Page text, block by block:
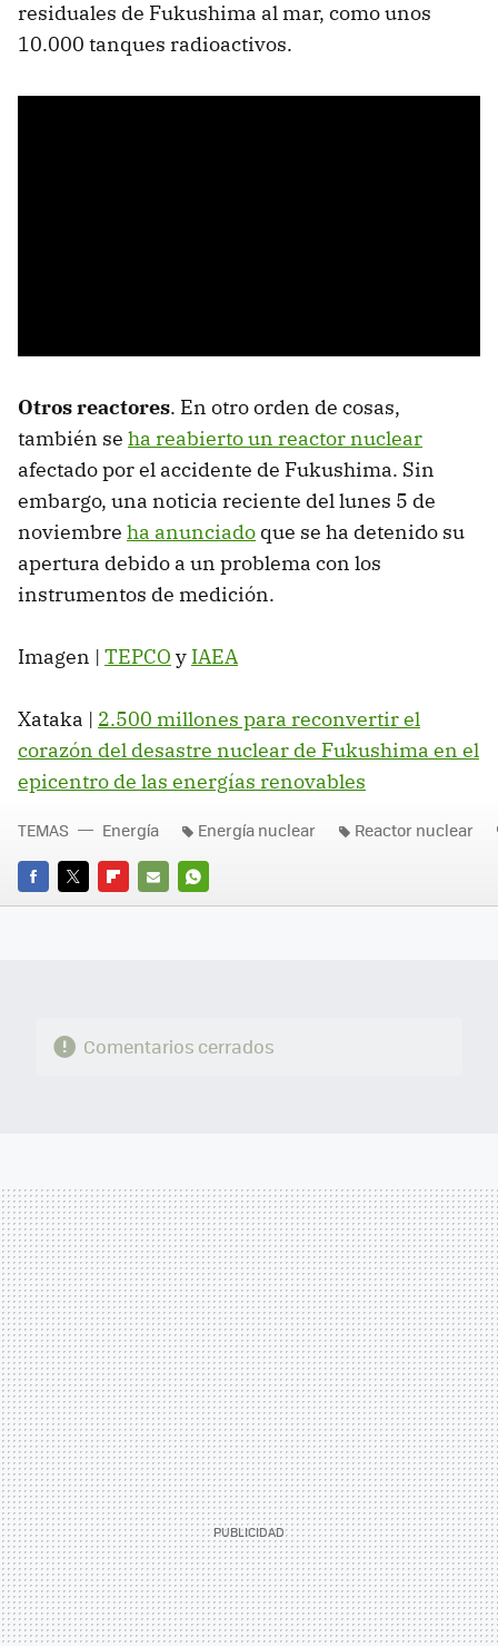
residuales de Fukushima al mar, como unos
10.000 tanques radioactivos.
Otros reactores. En otro orden de cosas,
también se ha reabierto un reactor nuclear
afectado por el accidente de Fukushima. Sin
embargo, una noticia reciente del lunes 5 de
noviembre ha anunciado que se ha detenido su
apertura debido a un problema con los
instrumentos de medición.
Imagen | TEPCO y IAEA
Xataka | 2.500 millones para reconvertir el
corazón del desastre nuclear de Fukushima en el
epicentro de las energías renovables
FACEBOOK
TWITTERFLIPBOARD
E-
WHATSAPP
TEMAS Energía Energía nuclear Reactor nuclear
Comentarios cerrados